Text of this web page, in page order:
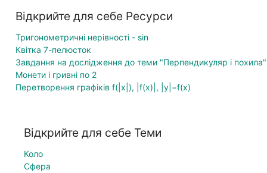
Відкрийте для себе Ресурси
Тригонометричні нерівності - sin
Квітка 7-пелюсток
Завдання на дослідження до теми "Перпендикуляр і похила"
Монети і гривні по 2
Перетворення графіків f(|x|), |f(x)|, |y|=f(x)
Відкрийте для себе Теми
Коло
Сфера